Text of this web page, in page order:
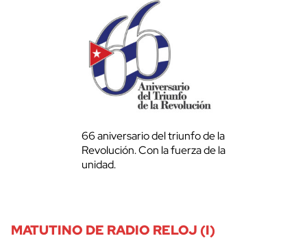
66 aniversario del triunfo de la
Revolución. Con la fuerza de la
unidad.
MATUTINO DE RADIO RELOJ (I)